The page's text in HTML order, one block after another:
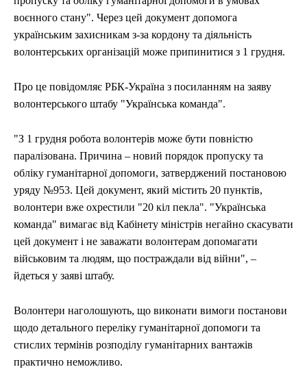
воєнного стану". Через цей документ допомога
українським захисникам з-за кордону та діяльність
волонтерських організацій може припинитися з 1 грудня.
Про це повідомляє РБК-Україна з посиланням на заяву
волонтерського штабу "Українська команда".
"З 1 грудня робота волонтерів може бути повністю
паралізована. Причина – новий порядок пропуску та
обліку гуманітарної допомоги, затверджений постановою
уряду №953. Цей документ, який містить 20 пунктів,
волонтери вже охрестили "20 кіл пекла". "Українська
команда" вимагає від Кабінету міністрів негайно скасувати
цей документ і не заважати волонтерам допомагати
військовим та людям, що постраждали від війни", –
йдеться у заяві штабу.
Волонтери наголошують, що виконати вимоги постанови
щодо детального переліку гуманітарної допомоги та
стислих термінів розподілу гуманітарних вантажів
практично неможливо.